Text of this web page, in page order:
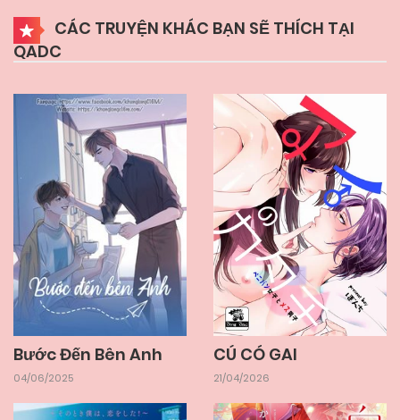
CÁC TRUYỆN KHÁC BẠN SẼ THÍCH TẠI
QADC
Bước Đến Bên Anh
04/06/2025
CÚ CÓ GAI
21/04/2026